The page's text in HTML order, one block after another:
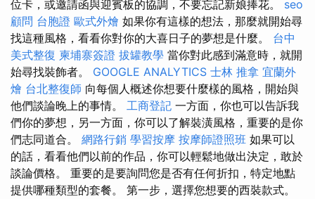
位卡，或邀請函與迎賓板的協調，不要忘記新娘捧花。 seo
顧問 台胞證 歐式外燴 如果你有這樣的想法，那麼就開始尋
找這種風格，看看你對你的大喜日子的夢想是什麼。 台中
美式整復 柬埔寨簽證 拔罐教學 當你對此感到滿意時，就開
始尋找裝飾者。 GOOGLE ANALYTICS 士林 推拿 宜蘭外
燴 台北整復師 向每個人概述你想要什麼樣的風格，開始與
他們談論晚上的事情。 工商登記 一方面，你也可以告訴我
們你的夢想，另一方面，你可以了解裝潢風格，重要的是你
們志同道合。 網路行銷 學習按摩 按摩師證照班 如果可以
的話，看看他們以前的作品，你可以輕鬆地做出決定，敢於
談論價格。 重要的是要詢問您是否有任何折扣，特定地點
提供哪種類型的套餐。 第一步，選擇您想要的西裝款式。